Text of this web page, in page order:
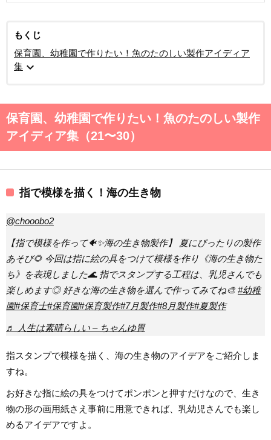
もくじ
保育園、幼稚園で作りたい！魚のたのしい製作アイディア
集 expand_more
保育園、幼稚園で作りたい！魚のたのしい製作
アイディア集（21〜30）
指で模様を描く！海の生き物
@chooobo2
【指で模様を作って🐠✨海の生き物製作】 夏にぴったりの製作
あそび🌻 今回は指に絵の具をつけて模様を作り《海の生き物た
ち》を表現しました🌊 指でスタンプする工程は、乳児さんでも
楽しめます◎ 好きな海の生き物を選んで作ってみてね🎨 #幼稚
園#保育士#保育園#保育製作#7月製作#8月製作#夏製作
♬ 人生は素晴らしい – ちゃんゆ胃
指スタンプで模様を描く、海の生き物のアイデアをご紹介しま
すね。
お好きな指に絵の具をつけてポンポンと押すだけなので、生き
物の形の画用紙さえ事前に用意できれば、乳幼児さんでも楽し
めるアイデアですよ。